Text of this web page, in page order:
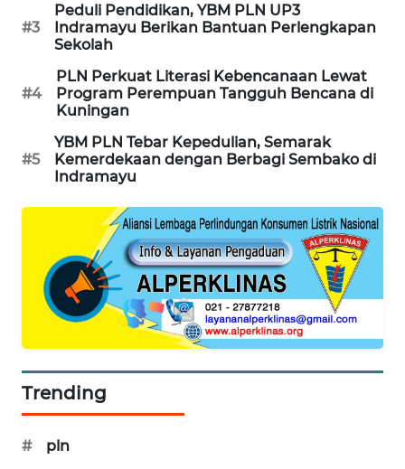
#3
Peduli Pendidikan, YBM PLN UP3
Indramayu Berikan Bantuan Perlengkapan
Sekolah
#4
PLN Perkuat Literasi Kebencanaan Lewat
Program Perempuan Tangguh Bencana di
Kuningan
#5
YBM PLN Tebar Kepedulian, Semarak
Kemerdekaan dengan Berbagi Sembako di
Indramayu
Trending
#
pln
WN
PADANG
LAWAS
WN
SUMEDANG
WN
KEPULAUAN
SERIBU
WN
WN
WN